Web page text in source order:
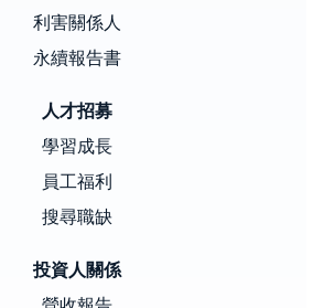
利害關係人
永續報告書
人才招募
學習成長
員工福利
搜尋職缺
投資人關係